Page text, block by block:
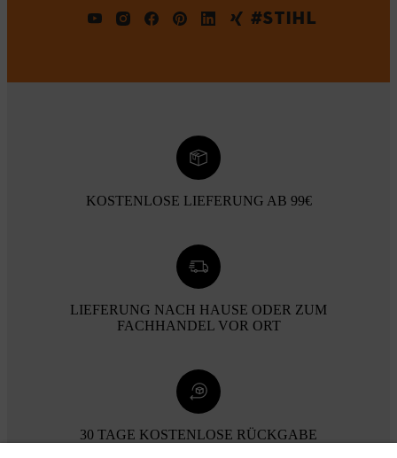
#STIHL
KOSTENLOSE LIEFERUNG AB 99€
LIEFERUNG NACH HAUSE ODER ZUM
FACHHANDEL VOR ORT
30 TAGE KOSTENLOSE RÜCKGABE